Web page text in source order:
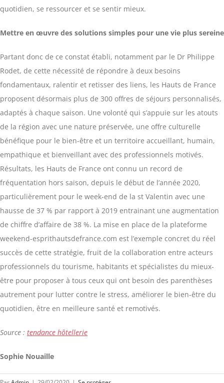
quotidien, se ressourcer et se sentir mieux.
Mettre en œuvre des solutions simples pour une vie plus sereine
Partant donc de ce constat établi, notamment par le Dr Philippe
Rodet, de cette nécessité de répondre à deux besoins
fondamentaux, ralentir et retisser des liens, les Hauts de France
proposent désormais plus de 300 offres de séjours personnalisés,
adaptés à chaque saison. Une volonté qui s’appuie sur les atouts
de la région avec une nature préservée, une offre culturelle
bénéfique pour le bien-être et un territoire accueillant, humain,
empathique et bienveillant avec des professionnels motivés.
Résultats, les Hauts de France ont connu un record de
fréquentation hors saison, depuis le début de l’année 2020,
particulièrement pour le week-end de la st Valentin avec une
hausse de 37 % par rapport à 2019 entrainant une augmentation
de chiffre d’affaire de 38 %. La mise en place de la plateforme
weekend-esprithautsdefrance.com est l’exemple concret du réel
succès de cette stratégie, fruit de la collaboration entre acteurs
professionnels du tourisme, habitants et spécialistes du mieux-
être pour proposer à tous ceux qui ont besoin des parenthèses
autrement pour lutter contre le stress, améliorer le bien-être du
quotidien, être en meilleure santé et remotivés.
Source : tendance hôtellerie
Sophie Nouaille